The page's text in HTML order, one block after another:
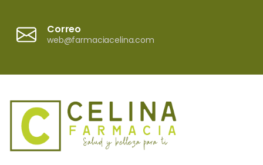
Correo
web@farmaciacelina.com